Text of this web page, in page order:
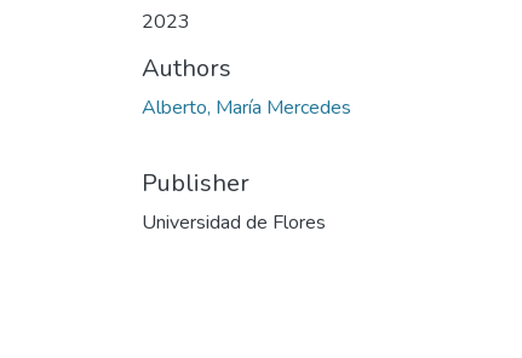
2023
Authors
Alberto, María Mercedes
Publisher
Universidad de Flores